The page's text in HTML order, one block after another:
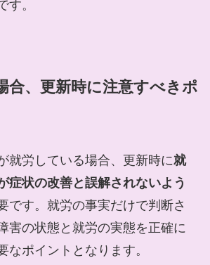
す。
合、更新時に注意すべきポ
就労している場合、更新時に就
症状の改善と誤解されないよう
です。就労の事実だけで判断さ
害の状態と就労の実態を正確に
なポイントとなります。